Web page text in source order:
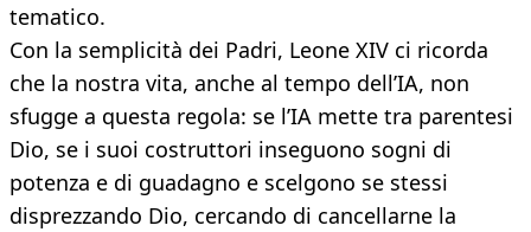
tematico.
Con la semplicità dei Padri, Leone XIV ci ricorda
che la nostra vita, anche al tempo dell’IA, non
sfugge a questa regola: se l’IA mette tra parentesi
Dio, se i suoi costruttori inseguono sogni di
potenza e di guadagno e scelgono se stessi
disprezzando Dio, cercando di cancellarne la